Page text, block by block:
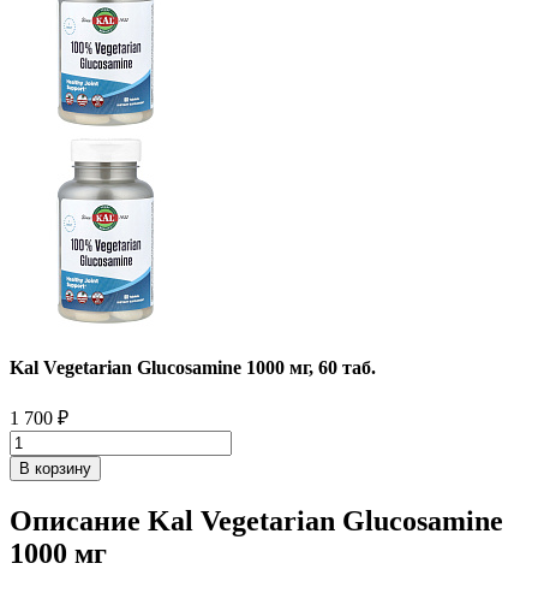
Kal Vegetarian Glucosamine 1000 мг, 60 таб.
1 700 ₽
В корзину
Описание Kal Vegetarian Glucosamine
1000 мг